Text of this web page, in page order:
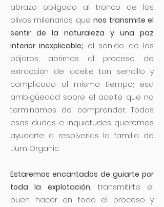
abrazo obligado al tronco de los
olivos milenarios quenos transmite el
sentir de la naturaleza y una paz
interior inexplicable; el sonido de los
pájaros; abrirnos al proceso de
extracción de aceite tan sencillo y
complicado al mismo tiempo; esa
ambigüedad sobre el aceite que no
terminamos de comprender. Todas
esas dudas e inquietudes queremos
ayudarte a resolverlas la familia de
Llum Organic.
Estaremos encantados de guiarte por
toda la explotación, transmitirte el
buen hacer en todo el proceso y